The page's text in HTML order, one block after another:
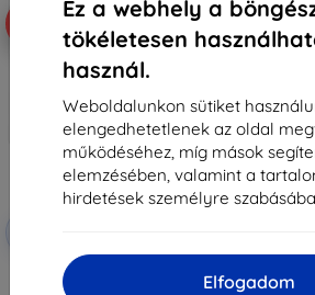
Ez a webhely a
tökéletesen
használ.
Weboldalunkon sütiket
elengedhetetlenek az oldal
működéséhez, míg mások
elemzésében, valamint a
hirdetések személyre
Elfogadom
3MK FlexibleGlass Lite Cubot C20
-10%
3MK